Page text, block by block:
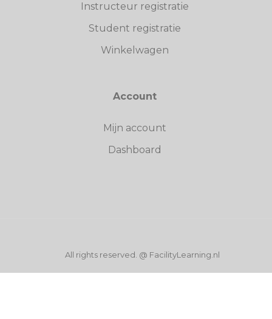
Instructeur registratie
Student registratie
Winkelwagen
Account
Mijn account
Dashboard
All rights reserved. @ FacilityLearning.nl